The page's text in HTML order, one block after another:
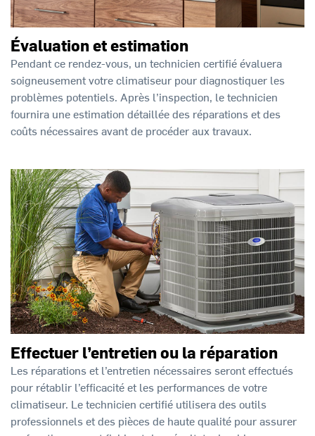
Évaluation et estimation
Pendant ce rendez-vous, un technicien certifié évaluera
soigneusement votre climatiseur pour diagnostiquer les
problèmes potentiels. Après l’inspection, le technicien
fournira une estimation détaillée des réparations et des
coûts nécessaires avant de procéder aux travaux.
Effectuer l’entretien ou la réparation
Les réparations et l’entretien nécessaires seront effectués
pour rétablir l’efficacité et les performances de votre
climatiseur. Le technicien certifié utilisera des outils
professionnels et des pièces de haute qualité pour assurer